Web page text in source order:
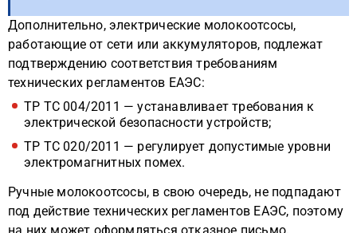
Дополнительно, электрические молокоотсосы,
работающие от сети или аккумуляторов, подлежат
подтверждению соответствия требованиям
технических регламентов ЕАЭС:
ТР ТС 004/2011 — устанавливает требования к
электрической безопасности устройств;
ТР ТС 020/2011 — регулирует допустимые уровни
электромагнитных помех.
Ручные молокоотсосы, в свою очередь, не подпадают
под действие технических регламентов ЕАЭС, поэтому